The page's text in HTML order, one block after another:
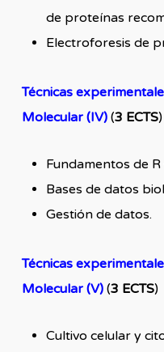
de proteínas
Electroforesis de
Técnicas
Molecular (IV)(3 ECTS)
Fundamentos de
Bases de datos
Gestión de datos.
Técnicas
Molecular (V) (3 ECTS)
Cultivo celular y